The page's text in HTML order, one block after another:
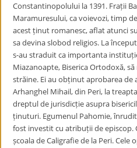
Constantinopolului la 1391. Frații
Maramuresului, ca voievozi, timp
acest ținut romanesc, aflat atunci
sa devina slobod religios. La
s-au straduit ca importanta
Miazanoapte, Biserica Ortodoxă,
străine. Ei au obținut aprobarea de
Arhanghel Mihail, din Peri, la
dreptul de jurisdicție asupra
ținuturi. Egumenul Pahomie,
fost investit cu atribuții de episcop.
școala de Caligrafie de la Peri.